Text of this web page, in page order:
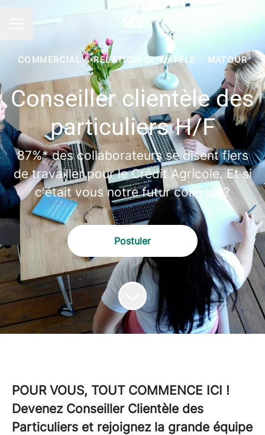
COMMERCIAL & RELATION CLIENTÈLE · MATOUR
Conseiller clientèle des
particuliers H/F
87%* des collaborateurs se disent fiers
de travailler pour le Crédit Agricole. Et si
c'était vous notre futur collègue?
Postuler
POUR VOUS, TOUT COMMENCE ICI !
Devenez Conseiller Clientèle des
Particuliers et rejoignez la grande équipe